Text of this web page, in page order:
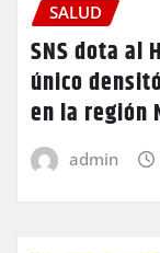
SALUD
SNS dota al
único
en la región
admin